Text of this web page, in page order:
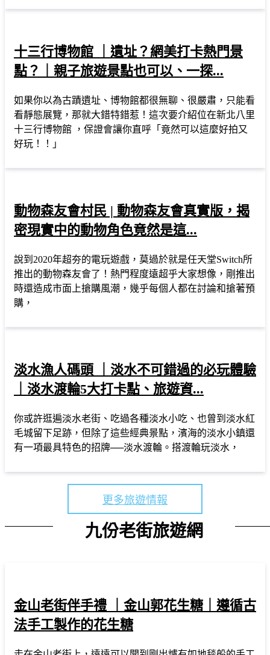
十三行博物館 ｜遺址？網美打卡熱門景
點？｜親子旅遊景點也可以、一探...
如果你以為古蹟遺址、博物館都很無聊、很嚴肅，只能看
看靜態展覽，那就大錯特錯惹！這次要介紹位在新北八里
十三行博物館 ，保證會讓你直呼「竟然可以這麼好拍又
好玩！！」
動物森友會村民 | 動物森友會真實版，揭
密現實中的動物角色竟然是這...
說到2020年超夯的電玩遊戲，莫過於就是任天堂Switch所
推出的動物森友會了！熱門程度遠超乎大家想像，剛推出
時還造成市面上搶購風潮，幾乎每個人都在討論和搶著預
購，
淡水漁人碼頭 ｜淡水不可錯過的必玩體驗
｜淡水渡輪5大打卡點、旅遊資...
你或許逛遍淡水老街、吃過各種淡水小吃、也曾到淡水紅
毛城留下足跡，但除了這些經典景點，濱海的淡水小鎮還
有一項最具特色的招牌──淡水渡輪。搭渡輪玩淡水，
更多旅遊情報
九份老街旅遊網
金山老街伴手禮 ｜金山郭花生糖｜遵循古
法手工製作的花生糖